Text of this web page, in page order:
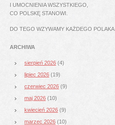
I UMOCNIENIA WSZYSTKIEGO,
CO POLSKĘ STANOWI.
DO TEGO WZYWAMY KAŻDEGO POLAKA.
ARCHIWA
sierpień 2026 (4)
lipiec 2026 (19)
czerwiec 2026 (9)
maj 2026 (10)
kwiecień 2026 (9)
marzec 2026 (10)